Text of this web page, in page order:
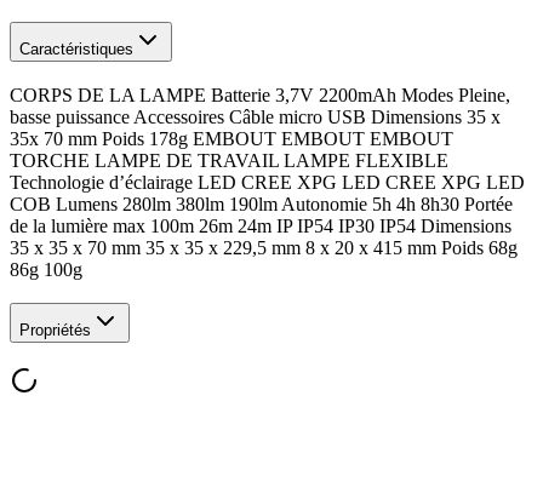
Caractéristiques
CORPS DE LA LAMPE Batterie 3,7V 2200mAh Modes Pleine,
basse puissance Accessoires Câble micro USB Dimensions 35 x
35x 70 mm Poids 178g EMBOUT EMBOUT EMBOUT
TORCHE LAMPE DE TRAVAIL LAMPE FLEXIBLE
Technologie d’éclairage LED CREE XPG LED CREE XPG LED
COB Lumens 280lm 380lm 190lm Autonomie 5h 4h 8h30 Portée
de la lumière max 100m 26m 24m IP IP54 IP30 IP54 Dimensions
35 x 35 x 70 mm 35 x 35 x 229,5 mm 8 x 20 x 415 mm Poids 68g
86g 100g
Propriétés